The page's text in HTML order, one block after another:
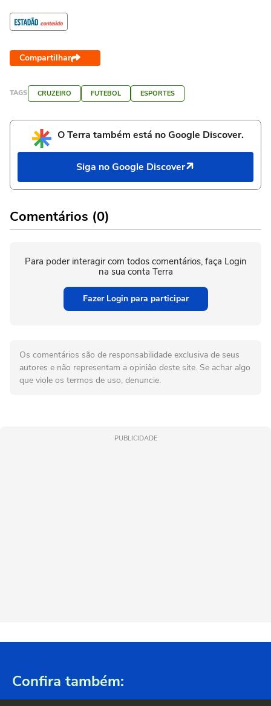
Compartilhar
TAGS CRUZEIRO FUTEBOL ESPORTES
O Terra também está no Google Discover.
Siga no Google Discover
Comentários (0)
Para poder interagir com todos comentários, faça Login
na sua conta Terra
Fazer Login para participar
Os comentários são de responsabilidade exclusiva de seus
autores e não representam a opinião deste site. Se achar algo
que viole os termos de uso, denuncie.
PUBLICIDADE
Confira também: